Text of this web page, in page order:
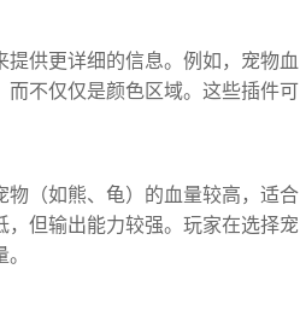
供更详细的信息。例如，宠物血
不仅仅是颜色区域。这些插件可
（如熊、龟）的血量较高，适合
但输出能力较强。玩家在选择宠